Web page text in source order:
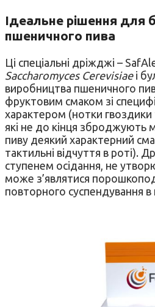
Ідеальне рішення для
пшеничного пива
Ці спеціальні дріжджі –
Saccharomyces Cerevisiaeі
виробництва пшеничного
фруктовим смаком зі
характером (нотки
які не до кінця зброджують
пиву деякий характерний
тактильні відчуття в роті).
ступенем осідання, не
може з’являтися
повторного суспендування в